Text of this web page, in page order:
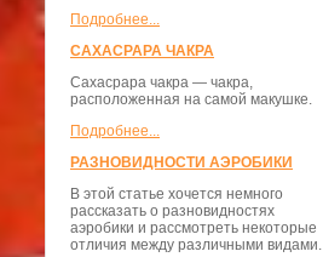
Подробнее...
САХАСРАРА ЧАКРА
Сахасрара чакра — чакра,
расположенная на самой макушке.
Подробнее...
РАЗНОВИДНОСТИ АЭРОБИКИ
В этой статье хочется немного
рассказать о разновидностях
аэробики и рассмотреть некоторые
отличия между различными видами.